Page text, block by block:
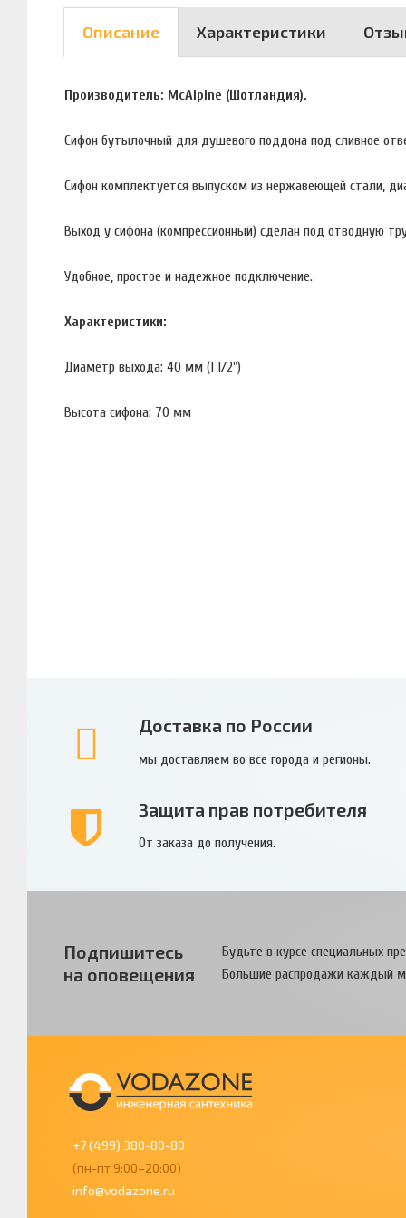
Описание Характеристики
Производитель: McAlpine (Шотландия).
Сифон бутылочный для душевого поддона под сливное
Сифон комплектуется выпуском из нержавеющей стали,
Выход у сифона (компрессионный) сделан под отводную
Удобное, простое и надежное подключение.
Характеристики:
Диаметр выхода: 40 мм (1 1/2")
Высота сифона: 70 мм
Доставка по России
мы доставляем во все города и регионы.
Защита прав потребителя
От заказа до получения.
Подпишитесь
на оповещения
Будьте в курсе специальных
Большие распродажи каждый
+7 (499) 380-80-80
(пн-пт 9:00–20:00)
info@vodazone.ru